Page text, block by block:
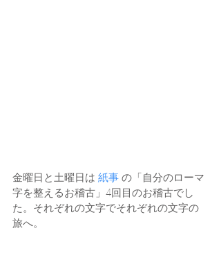
金曜日と土曜日は 紙事 の「自分のローマ
字を整えるお稽古」4回目のお稽古でし
た。それぞれの文字でそれぞれの文字の
旅へ。